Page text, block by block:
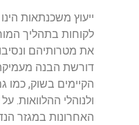
ייעוץ משכנתאות
לקוחות בתהליך
את מטרותיהם
דורשת הבנה
הקיימים בשוק, כמו
ולנוהלי ההלוואות.
האחרונות במגזר